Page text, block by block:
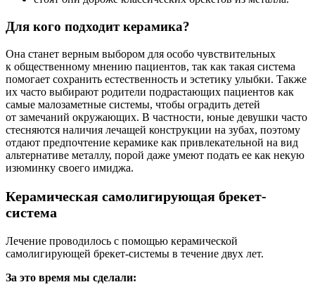
Для кого подходит керамика?
Она станет верным выбором для особо чувствительных
к общественному мнению пациентов, так как такая система
помогает сохранить естественность и эстетику улыбки. Также
их часто выбирают родители подрастающих пациентов как
самые малозаметные системы, чтобы оградить детей
от замечаний окружающих. В частности, юные девушки часто
стесняются наличия лечащей конструкции на зубах, поэтому
отдают предпочтение керамике как привлекательной на вид
альтернативе металлу, порой даже умеют подать ее как некую
изюминку своего имиджа.
Керамическая самолигирующая брекет-
система
Лечение проводилось с помощью керамической
самолигирующей брекет-системы в течение двух лет.
За это время мы сделали: